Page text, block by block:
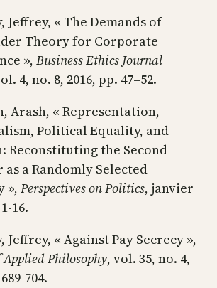
« The Demands of
Theory for Corporate
», Business Ethics Journal
4, no. 8, 2016, pp. 47–52.
Arash, « Representation,
Political Equality, and
Reconstituting the Second
as a Randomly Selected
», Perspectives on Politics, janvier
« Against Pay Secrecy »,
Applied Philosophy, vol. 35, no. 4,